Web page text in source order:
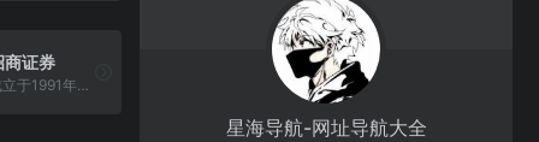
商证券
成立于1991年，百年招商局旗下金融企业，拥有证券市场业务全牌照的大型综合类券商
星海导航-网址导航大全